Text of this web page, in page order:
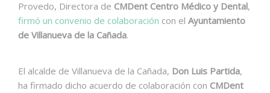
Provedo, Directora de CMDent Centro Médico y Dental,
firmó un convenio de colaboración con el Ayuntamiento
de Villanueva de la Cañada.
El alcalde de Villanueva de la Cañada, Don Luis Partida,
ha firmado dicho acuerdo de colaboración con CMDent